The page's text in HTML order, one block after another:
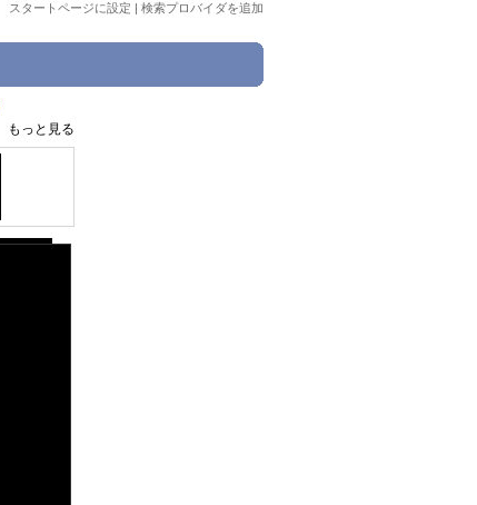
スタートページに設定 | 検索プロバイダを追加
もっと見る